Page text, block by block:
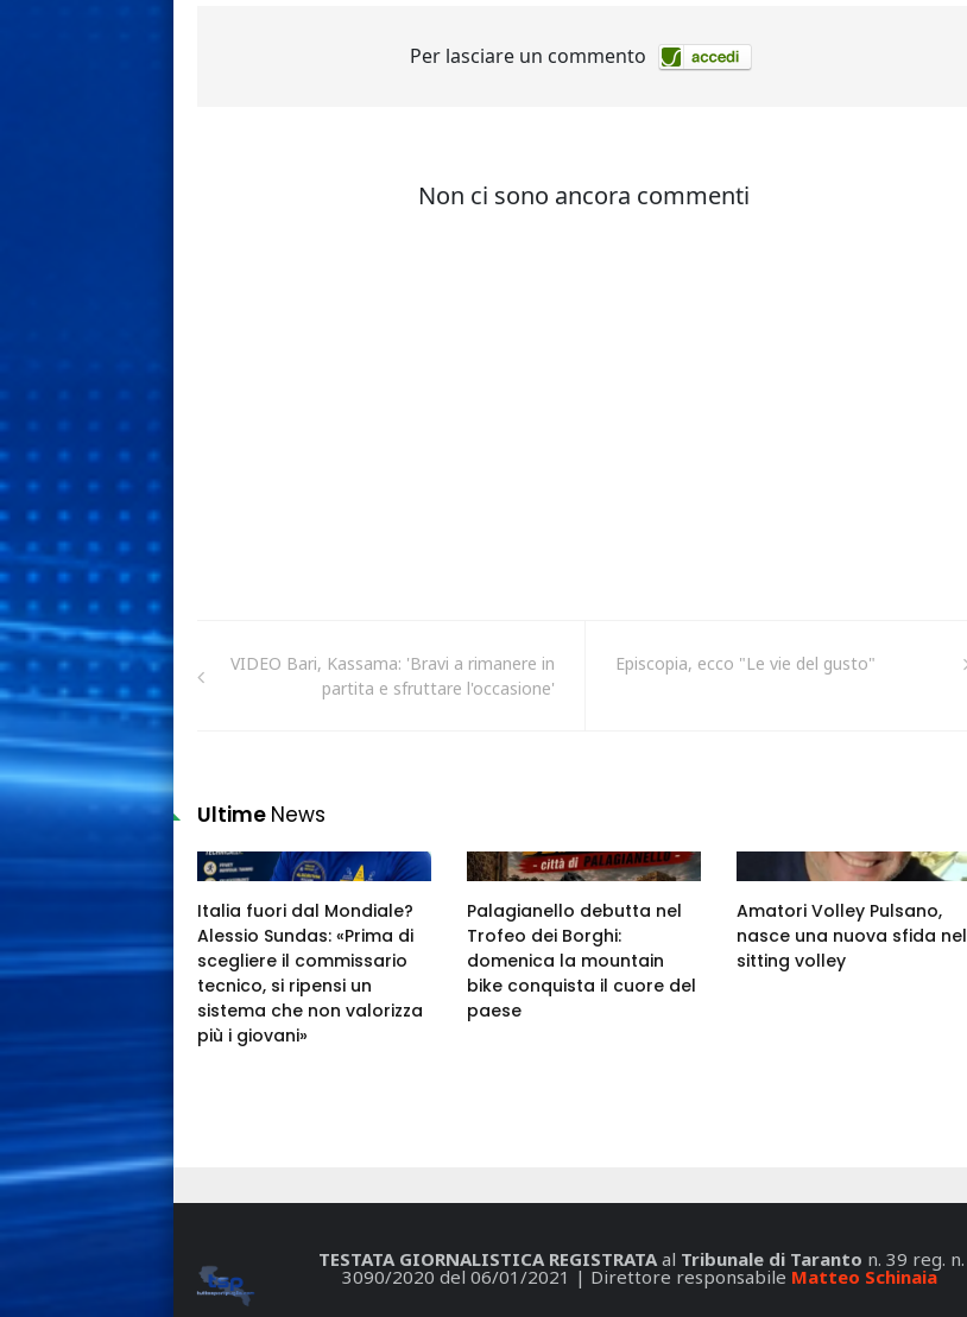
VIDEO Bari, Kassama: 'Bravi a rimanere in
partita e sfruttare l'occasione'
Episcopia, ecco "Le vie del gusto"
Ultime News
Italia fuori dal Mondiale?
Alessio Sundas: «Prima di
scegliere il commissario
tecnico, si ripensi un
sistema che non valorizza
più i giovani»
Palagianello debutta nel
Trofeo dei Borghi:
domenica la mountain
bike conquista il cuore del
paese
Amatori Volley Pulsano,
nasce una nuova sfida nel
sitting volley
TESTATA GIORNALISTICA REGISTRATA al Tribunale di Taranto n. 39 reg. n.
3090/2020 del 06/01/2021 | Direttore responsabile Matteo Schinaia